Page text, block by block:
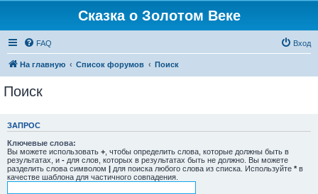
Сказка о Золотом Веке
FAQ Вход
На главную Список форумов Поиск
Поиск
ЗАПРОС
Ключевые слова:
Вы можете использовать + , чтобы определить слова, которые должны быть в
результатах, и - для слов, которых в результатах быть не должно. Вы можете
разделить слова символом | для поиска любого слова из списка. Используйте * в
качестве шаблона для частичного совпадения.